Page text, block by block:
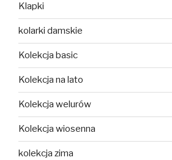
Klapki
kolarki damskie
Kolekcja basic
Kolekcja na lato
Kolekcja welurów
Kolekcja wiosenna
kolekcja zima